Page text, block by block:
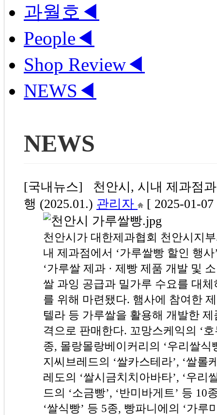
과월호 ◀
People◀
Shop Review◀
NEWS ◀
NEWS
[국내뉴스] 천안시, 시내 제과점
행 (2025.01.) 관리자 [ 2025-01-
천안시가 대한제과협회 천안시지
내 제과점에서 ‘가루쌀빵 할인 행
‘가루쌀 제과 · 제빵 제품 개발 및
쌀 과잉 공급과 밀가루 수요를 대
를 위해 마련됐다. 햄사에 참여한
텔라 등 가루쌀을 활용해 개발한
격으로 판매한다. 꼬망스케익의 ‘
종, 몰랑몰랑베이커리의 ‘우리쌀식
지씨브레드의 ‘쌀카스테라’, ‘쌀롤
레도의 ‘쌀시금치치아바타’, ‘우리
드의 ‘소금빵’, ‘반미바게트’ 등 10
‘쌀식빵’ 등 5종, 빵파니에의 ‘가루